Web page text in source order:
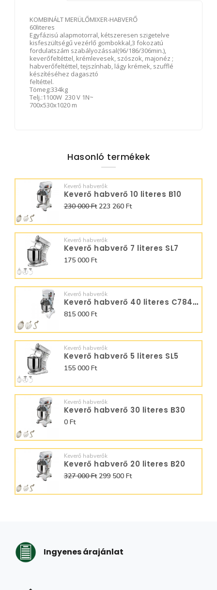
KOMBINÁLT MERÜLŐMIXER-HABVERŐ
60literes
Egyfázisú alapmotorral, kétszeresen szigetelve
kisfeszültségű vezérlő gombokkal,3 fokozatú
fordulatszám szabályozással(96/186/306min.),
keverőfeltéttel, krémlevesek, szószok, majonéz ;
habverőfeltéttel, tejszínhab, lágy krémek, szufflé
készítéséhez dagasztó
Telj.:1100W 230 V 1N~
700x530x1020 m
Hasonló termékek
Keverő habverők
Keverő habverő 10 literes B10
230 000 Ft223 260 Ft
Keverő habverők
Keverő habverő 7 literes SL7
175 000 Ft
Keverő habverők
Keverő habverő 40 literes C784400
815 000 Ft
Keverő habverők
Keverő habverő 5 literes SL5
155 000 Ft
Keverő habverők
Keverő habverő 30 literes B30
0 Ft
Keverő habverők
Keverő habverő 20 literes B20
327 000 Ft299 500 Ft
Ingyenes árajánlat